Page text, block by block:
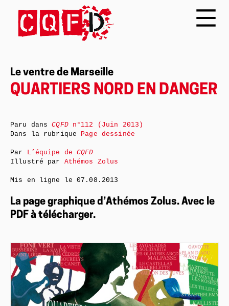
Le ventre de Marseille
QUARTIERS NORD EN DANGER
La page graphique d’Athémos Zolus. Avec le
PDF à télécharger.
Paru dansCQFDn°112 (Juin 2013)
Dans la rubrique Page dessinée
Par L’équipe deCQFD
Illustré par Athémos Zolus
Mis en ligne le07.08.2013